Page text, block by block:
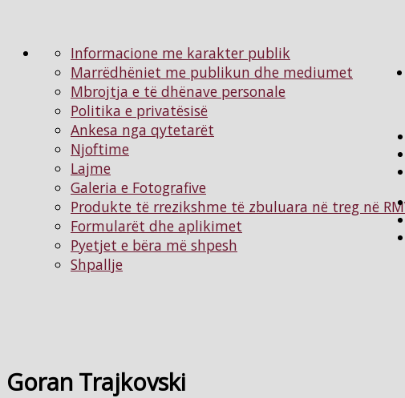
Informacione me karakter publik
Marrëdhëniet me publikun dhe mediumet
Mbrojtja e të dhënave personale
Politika e privatësisë
Ankesa nga qytetarët
Njoftimе
Lajme
Galeria e Fotografive
Produkte të rrezikshme të zbuluara në treg në
Formularët dhe aplikimet
Pyetjet e bëra më shpesh
Shpallje
Goran Trajkovski